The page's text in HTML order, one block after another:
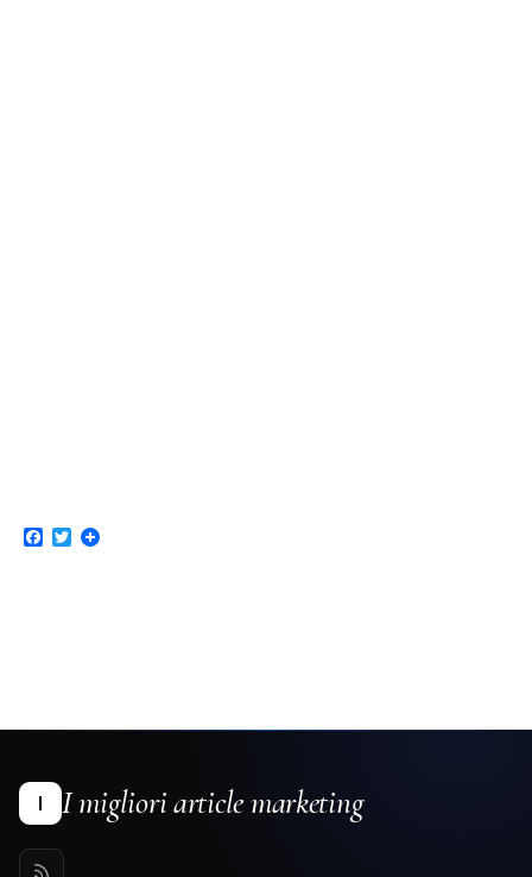
Facebook
Twitter
I I migliori article marketing